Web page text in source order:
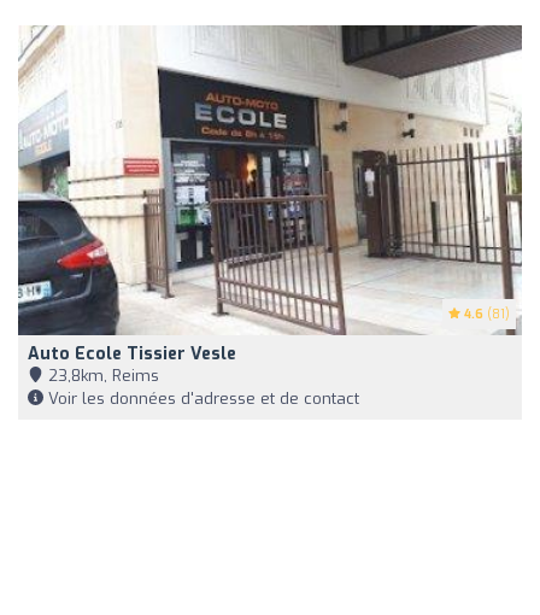
4.6 (81)
Auto Ecole Tissier Vesle
23,8km, Reims
Voir les données d'adresse et de contact